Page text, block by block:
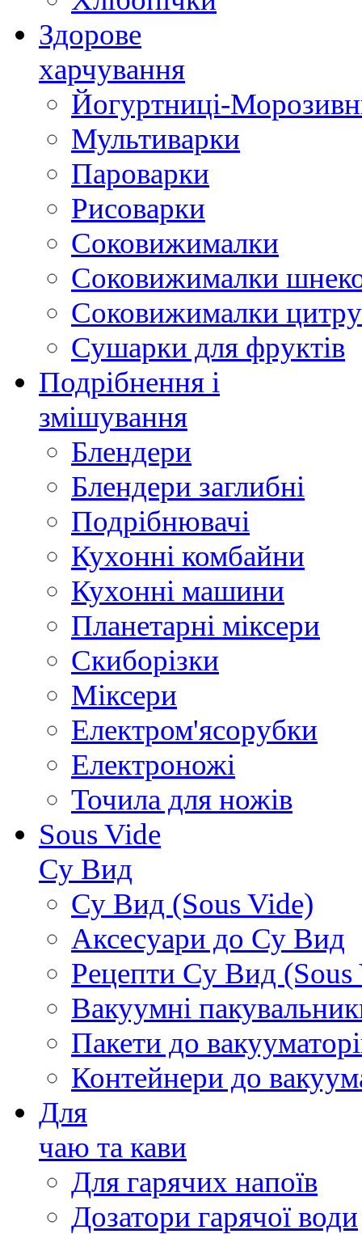
Здорове
харчування
Йогуртниці-
Мультиварки
Пароварки
Рисоварки
Соковижималки
Соковижималки
Соковижималки
Сушарки для фруктів
Подрібнення і
змішування
Блендери
Блендери заглибні
Подрібнювачі
Кухонні комбайни
Кухонні машини
Планетарні міксери
Скиборізки
Міксери
Електром'ясорубки
Електроножі
Точила для ножів
Sous Vide
Су Вид
Су Вид (Sous Vide)
Аксесуари до Су Вид
Рецепти Су Вид (Sous
Вакуумні
Пакети до
Контейнери до
Для
чаю та кави
Для гарячих напоїв
Дозатори гарячої води